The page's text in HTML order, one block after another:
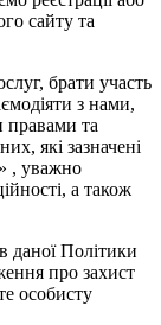
сайту та
брати участь
з нами,
та
які зазначені
, уважно
а також
даної Політики
про захист
особисту